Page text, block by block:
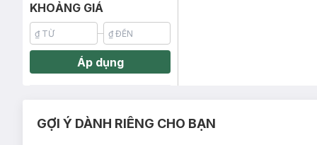
KHOẢNG GIÁ
Áp dụng
GỢI Ý DÀNH RIÊNG CHO BẠN